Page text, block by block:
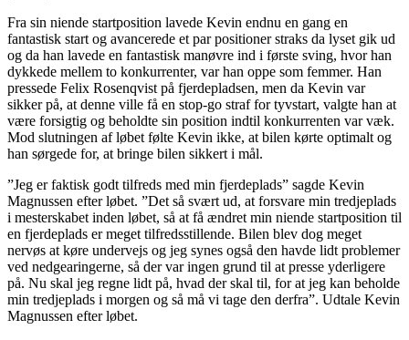
Fra sin niende startposition lavede Kevin endnu en gang en
fantastisk start og avancerede et par positioner straks da lyset gik ud
og da han lavede en fantastisk manøvre ind i første sving, hvor han
dykkede mellem to konkurrenter, var han oppe som femmer. Han
pressede Felix Rosenqvist på fjerdepladsen, men da Kevin var
sikker på, at denne ville få en stop-go straf for tyvstart, valgte han at
være forsigtig og beholdte sin position indtil konkurrenten var væk.
Mod slutningen af løbet følte Kevin ikke, at bilen kørte optimalt og
han sørgede for, at bringe bilen sikkert i mål.
”Jeg er faktisk godt tilfreds med min fjerdeplads” sagde Kevin
Magnussen efter løbet. ”Det så svært ud, at forsvare min tredjeplads
i mesterskabet inden løbet, så at få ændret min niende startposition til
en fjerdeplads er meget tilfredsstillende. Bilen blev dog meget
nervøs at køre undervejs og jeg synes også den havde lidt problemer
ved nedgearingerne, så der var ingen grund til at presse yderligere
på. Nu skal jeg regne lidt på, hvad der skal til, for at jeg kan beholde
min tredjeplads i morgen og så må vi tage den derfra”. Udtale Kevin
Magnussen efter løbet.